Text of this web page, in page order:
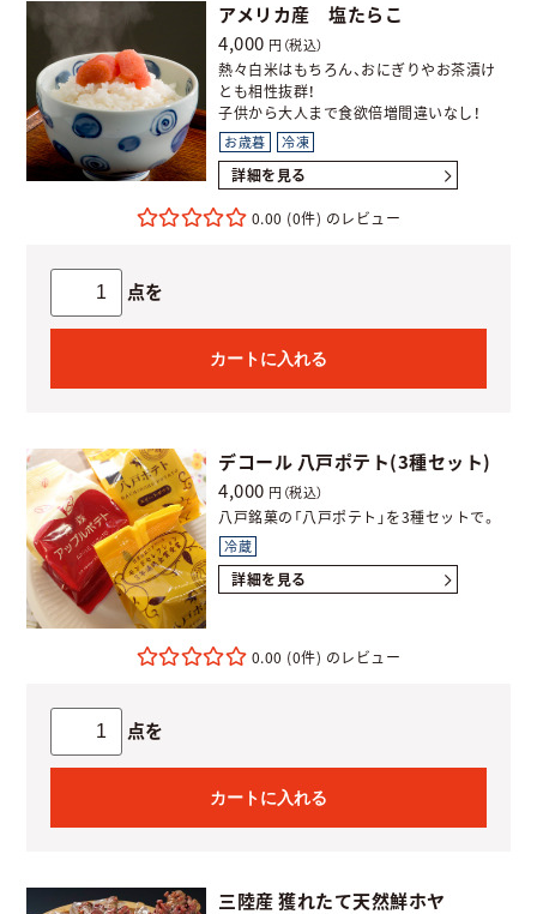
アメリカ産 塩たらこ
4,000 円（税込）
熱々白米はもちろん、おにぎりやお茶漬け
とも相性抜群！
子供から大人まで食欲倍増間違いなし！
お歳暮 冷凍
詳細を見る
0.00 (0件)
点を
カートに入れる
デコール 八戸ポテト(3種セット)
4,000 円（税込）
八戸銘菓の「八戸ポテト」を3種セットで。
冷蔵
詳細を見る
0.00 (0件)
点を
カートに入れる
三陸産 獲れたて天然鮮ホヤ